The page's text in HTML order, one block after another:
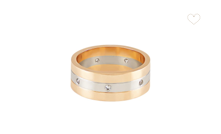
favorites